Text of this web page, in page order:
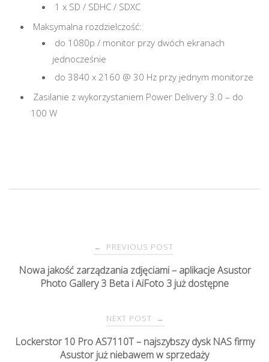
1 x SD / SDHC / SDXC
Maksymalna rozdzielczość:
do 1080p / monitor przy dwóch ekranach
jednocześnie
do 3840 x 2160 @ 30 Hz przy jednym monitorze
Zasilanie z wykorzystaniem Power Delivery 3.0 – do
100 W
← PREVIOUS POST
Nowa jakość zarządzania zdjęciami – aplikacje Asustor
Photo Gallery 3 Beta i AiFoto 3 już dostępne
NEXT POST →
Lockerstor 10 Pro AS7110T – najszybszy dysk NAS firmy
Asustor już niebawem w sprzedaży